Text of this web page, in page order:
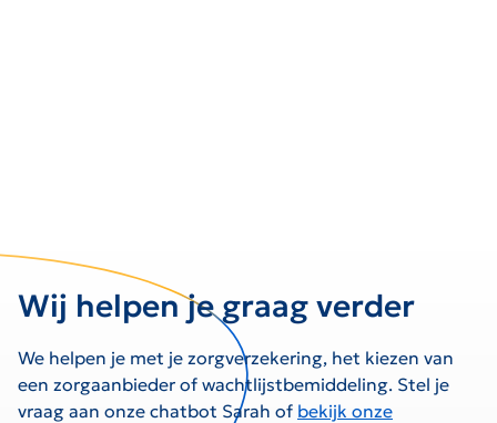
Wij helpen je graag verder
We helpen je met je zorgverzekering, het kiezen van
een zorgaanbieder of wachtlijstbemiddeling. Stel je
vraag aan onze chatbot Sarah of bekijk onze